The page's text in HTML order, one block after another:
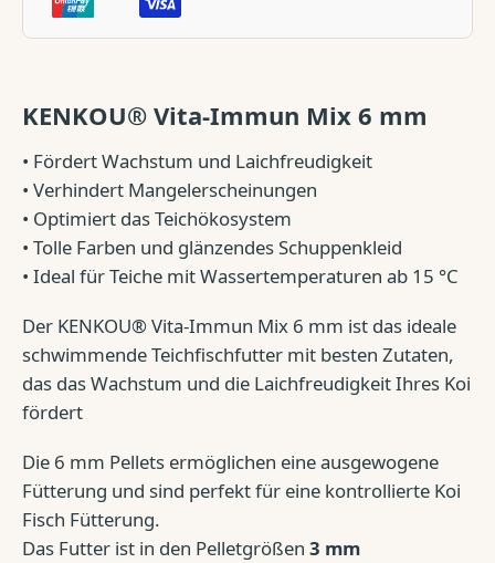
KENKOU® Vita-Immun Mix 6 mm
• Fördert Wachstum und Laichfreudigkeit
• Verhindert Mangelerscheinungen
• Optimiert das Teichökosystem
• Tolle Farben und glänzendes Schuppenkleid
• Ideal für Teiche mit Wassertemperaturen ab 15 °C
Der KENKOU® Vita-Immun Mix 6 mm ist das ideale
schwimmende Teichfischfutter mit besten Zutaten,
das das Wachstum und die Laichfreudigkeit Ihres Koi
fördert
Die 6 mm Pellets ermöglichen eine ausgewogene
Fütterung und sind perfekt für eine kontrollierte Koi
Fisch Fütterung.
Das Futter ist in den Pelletgrößen 3 mm